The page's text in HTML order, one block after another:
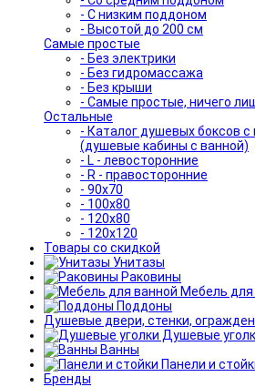
- С низким поддоном
- Высотой до 200 см
Самые простые
- Без электрики
- Без гидромассажа
- Без крыши
- Самые простые, ничего
Остальные
- Каталог душевых боксов
(душевые кабины с ванной)
- L - левосторонние
- R - правосторонние
- 90x70
- 100x80
- 120x80
- 120x120
Товары со скидкой
Унитазы
Раковины
Мебель для
Поддоны
Душевые двери, стенки,
Душевые
Ванны
Панели и
Бренды